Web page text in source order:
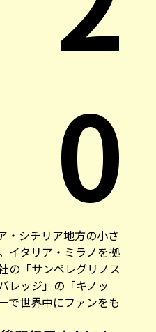
0
・シチリア地方の小さ
イタリア・ミラノを拠
の「サンペレグリノス
レッジ」の「キノッ
で世界中にファンをも